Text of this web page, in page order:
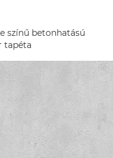
színű betonhatású
tapéta